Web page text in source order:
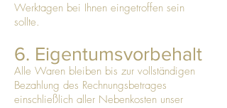
Werktagen bei Ihnen eingetroffen sein
sollte.
6. Eigentumsvorbehalt
Alle Waren bleiben bis zur vollständigen
Bezahlung des Rechnungsbetrages
einschließlich aller Nebenkosten unser